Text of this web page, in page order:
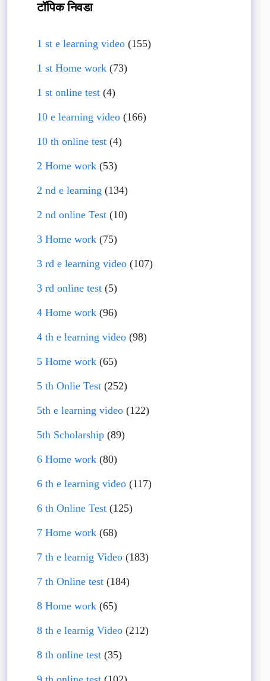
टॉपिक निवडा
1 st e learning video(155)
1 st Home work(73)
1 st online test(4)
10 e learning video(166)
10 th online test(4)
2 Home work(53)
2 nd e learning (134)
2 nd online Test(10)
3 Home work(75)
3 rd e learning video(107)
3 rd online test(5)
4 Home work(96)
4 th e learning video(98)
5 Home work(65)
5 th Onlie Test(252)
5th e learning video(122)
5th Scholarship(89)
6 Home work(80)
6 th e learning video(117)
6 th Online Test(125)
7 Home work(68)
7 th e learnig Video(183)
7 th Online test(184)
8 Home work(65)
8 th e learnig Video(212)
8 th online test(35)